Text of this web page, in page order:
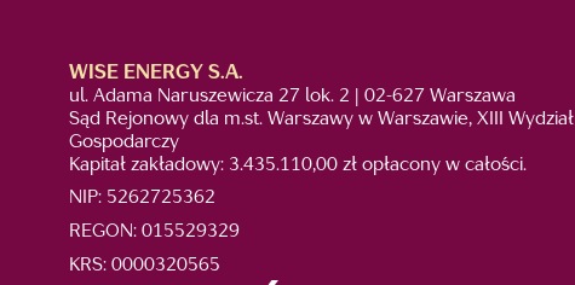
WISE ENERGY S.A.
ul. Adama Naruszewicza 27 lok. 2 | 02-627 Warszawa
Sąd Rejonowy dla m.st. Warszawy w Warszawie, XIII Wydział
Gospodarczy
Kapitał zakładowy: 3.435.110,00 zł opłacony w całości.
NIP: 5262725362
REGON: 015529329
KRS: 0000320565